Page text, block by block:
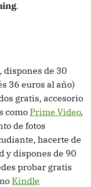
.
, dispones de 30
36 euros al año)
gratis, accesorio
como Prime Video,
de fotos
hacerte de
y dispones de 90
probar gratis
Kindle